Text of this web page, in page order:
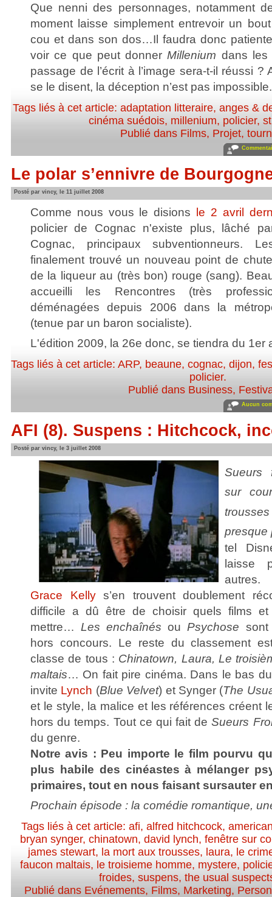
Que nenni des personnages, notamment
moment laisse simplement entrevoir un
cou et dans son dos…Il faudra donc
voir ce que peut donnerMillenium dans les
passage de l’écrit à l’image sera-t-il réussi ?
se le disent, la déception n’est pas impossible.
Tags liés à cet article: adaptation litteraire, anges &
cinéma suédois, millenium, policier,
Publié dans Films, Projet,
Le polar s’ennivre de
Posté par vincy, le 11 juillet 2008
Comme nous vous le disions le 2 avril
policier de Cognac n'existe plus, lâché
Cognac, principaux subventionneurs.
finalement trouvé un nouveau point de
de la liqueur au (très bon) rouge (sang).
accueilli les Rencontres (très
déménagées depuis 2006 dans la
(tenue par un baron socialiste).
L'édition 2009, la 26e donc, se tiendra du 1er
Tags liés à cet article:ARP, beaune,cognac,dijon,
policier.
Publié dans Business,
Aucun
AFI (8). Suspens : Hitchcock,
Posté par vincy, le 3 juillet 2008
Sueurs
sur
trousses
presque
tel
laisse
Grace Kellys’en trouvent doublement
difficile a dû être de choisir quels films
mettre…Les enchaînés ouPsychose
hors concours. Le reste du classement
classe de tous : Chinatown, Laura, Le
maltais… On fait pire cinéma. Dans le bas
invite Lynch (Blue Velvet) et Synger (The
et le style, la malice et les références créent
hors du temps. Tout ce qui fait deSueurs
du genre.
Notre avis : Peu importe le film pourvu
plus habile des cinéastes à mélanger
primaires, tout en nous faisant sursauter
Prochain épisode : la comédie romantique,
Tags liés à cet article: afi, alfred hitchcock,
bryan synger,chinatown,david lynch,fenêtre sur
james stewart, la mort aux trousses, laura, le
faucon maltais, le troisieme homme, mystere,
froides,suspens,the usual
Publié dans Evénements, Films, Marketing,